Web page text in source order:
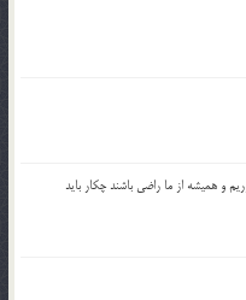
و هميشه از ما راضي باشند چكار بايد